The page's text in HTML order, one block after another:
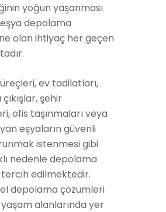
yoğun yaşanması
depolama
olan ihtiyaç her geçen
ev tadilatları,
şehir
ofis taşınmaları veya
eşyaların güvenli
istenmesi gibi
nedenle depolama
edilmektedir.
depolama çözümleri
alanlarında yer